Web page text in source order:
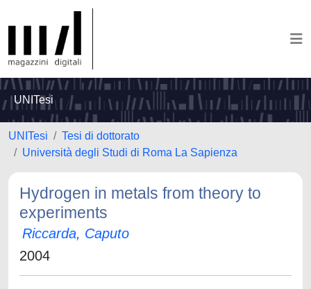
UNITesi
UNITesi
Tesi di dottorato
Università degli Studi di Roma La Sapienza
Hydrogen in metals from theory to
experiments
Riccarda, Caputo
2004